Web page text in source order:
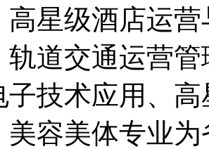
高星级酒店运
轨道交通运营
子技术应用、
美容美体专业